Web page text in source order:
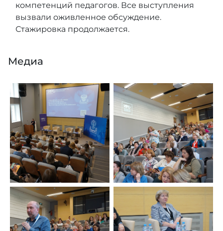
компетенций педагогов. Все выступления
вызвали оживленное обсуждение.
Стажировка продолжается.
Медиа